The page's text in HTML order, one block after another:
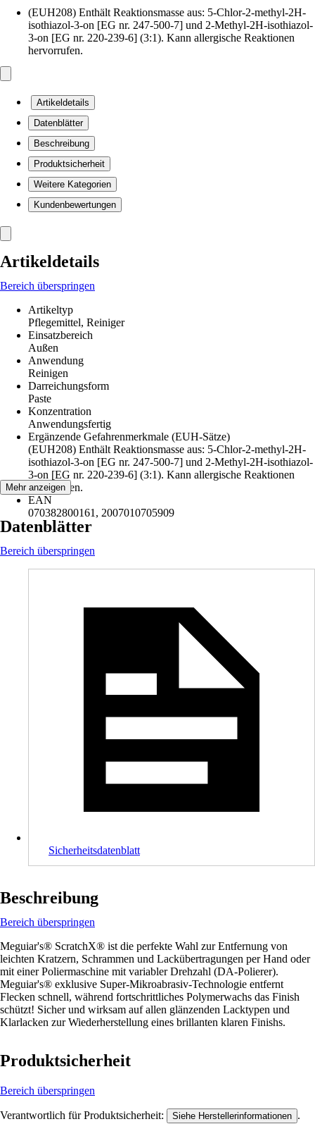
(EUH208) Enthält Reaktionsmasse aus: 5-Chlor-2-methyl-2H-
isothiazol-3-on [EG nr. 247-500-7] und 2-Methyl-2H-isothiazol-
3-on [EG nr. 220-239-6] (3:1). Kann allergische Reaktionen
hervorrufen.
Artikeldetails
Datenblätter
Beschreibung
Produktsicherheit
Weitere Kategorien
Kundenbewertungen
Artikeldetails
Bereich überspringen
Artikeltyp
Pflegemittel, Reiniger
Einsatzbereich
Außen
Anwendung
Reinigen
Darreichungsform
Paste
Konzentration
Anwendungsfertig
Ergänzende Gefahrenmerkmale (EUH-Sätze)
(EUH208) Enthält Reaktionsmasse aus: 5-Chlor-2-methyl-2H-
isothiazol-3-on [EG nr. 247-500-7] und 2-Methyl-2H-isothiazol-
3-on [EG nr. 220-239-6] (3:1). Kann allergische Reaktionen
hervorrufen.
EAN
070382800161, 2007010705909
Mehr anzeigen
Datenblätter
Bereich überspringen
Sicherheitsdatenblatt
Beschreibung
Bereich überspringen
Meguiar's® ScratchX® ist die perfekte Wahl zur Entfernung von
leichten Kratzern, Schrammen und Lackübertragungen per Hand oder
mit einer Poliermaschine mit variabler Drehzahl (DA-Polierer).
Meguiar's® exklusive Super-Mikroabrasiv-Technologie entfernt
Flecken schnell, während fortschrittliches Polymerwachs das Finish
schützt! Sicher und wirksam auf allen glänzenden Lacktypen und
Klarlacken zur Wiederherstellung eines brillanten klaren Finishs.
Produktsicherheit
Bereich überspringen
Verantwortlich für Produktsicherheit: Siehe Herstellerinformationen .